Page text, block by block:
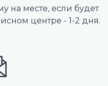
на месте, если будет
центре - 1-2 дня.